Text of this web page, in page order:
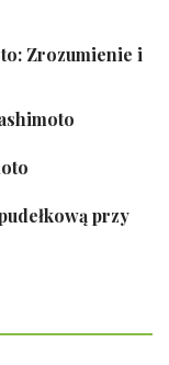
Zrozumienie i
przy